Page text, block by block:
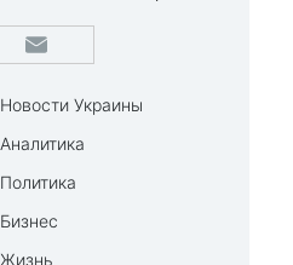
Новости Украины
Аналитика
Политика
Бизнес
Жизнь